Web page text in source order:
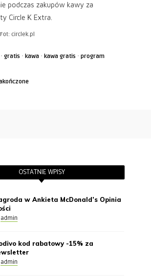
podczas zakupów kawy za
Circle K Extra.
Fot: circlek.pl
gratis · kawa · kawa gratis · program
OSTATNIE WPISY
w Ankieta McDonald’s Opinia
admin
kod rabatowy -15% za
admin